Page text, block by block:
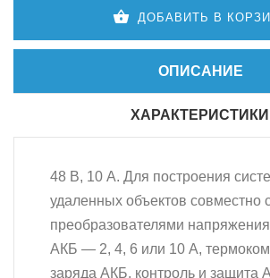
ДОБАВИТЬ В
ОПИСАНИЕ
ХАРАКТЕРИСТИКИ
48 В, 10 А. Для построения
удаленных объектов совместно
преобразователями
АКБ — 2, 4, 6 или 10 А,
заряда АКБ, контроль и защита